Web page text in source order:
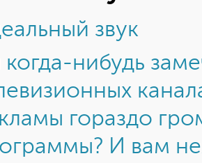
звук
когда-нибудь
гораздо
И вам